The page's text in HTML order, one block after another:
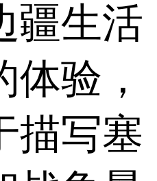
疆生活
验，
描写塞